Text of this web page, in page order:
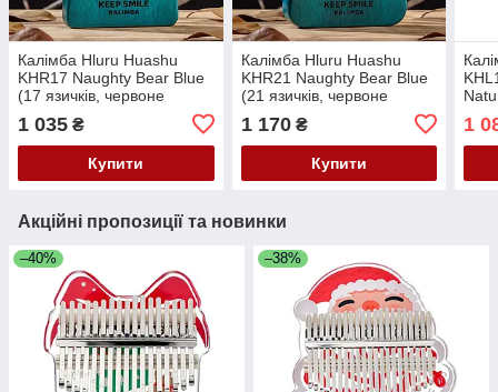
Калімба Hluru Huashu
KHR17 Naughty Bear Blue
(17 язичків, червоне
1 035 ₴
Купити
Калімба Hluru Huashu
KHR21 Naughty Bear Blue
(21 язичків, червоне
1 170₴
Купити
1
Акційні пропозиції та новинки
–40% –38%